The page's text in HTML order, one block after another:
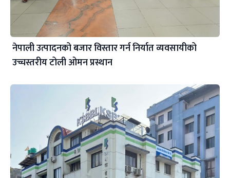
नेपाली उत्पादनको बजार विस्तार गर्न निर्यात व्यवसायीको
उच्चस्तरीय टोली ओमन प्रस्थान